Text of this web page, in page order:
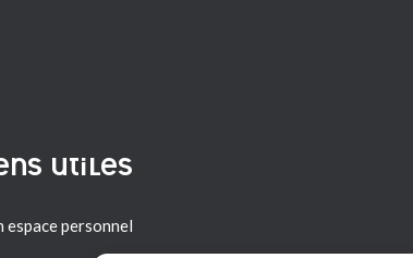
utiles
espace personnel